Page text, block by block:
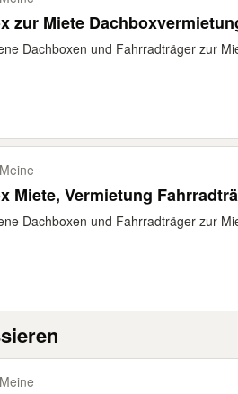
zur Miete
Dachboxen und Fahrradträger zur
Miete, Vermietung
Dachboxen und Fahrradträger zur